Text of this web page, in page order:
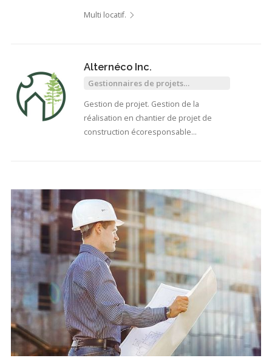
Multi locatif.
Alternéco Inc.
Gestionnaires de projets
Gestion de projet. Gestion de la
réalisation en chantier de projet de
construction écoresponsable